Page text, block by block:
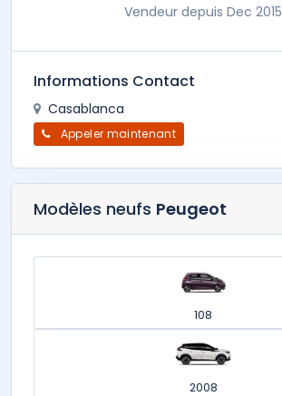
Vendeur depuis Dec 2015
Informations Contact
Casablanca
Appeler maintenant
Modèles neufs Peugeot
108
2008